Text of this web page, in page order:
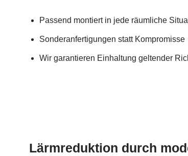
Passend montiert in jede räumliche
Sonderanfertigungen statt Kompromisse
Wir garantieren Einhaltung geltender
Lärmreduktion durch